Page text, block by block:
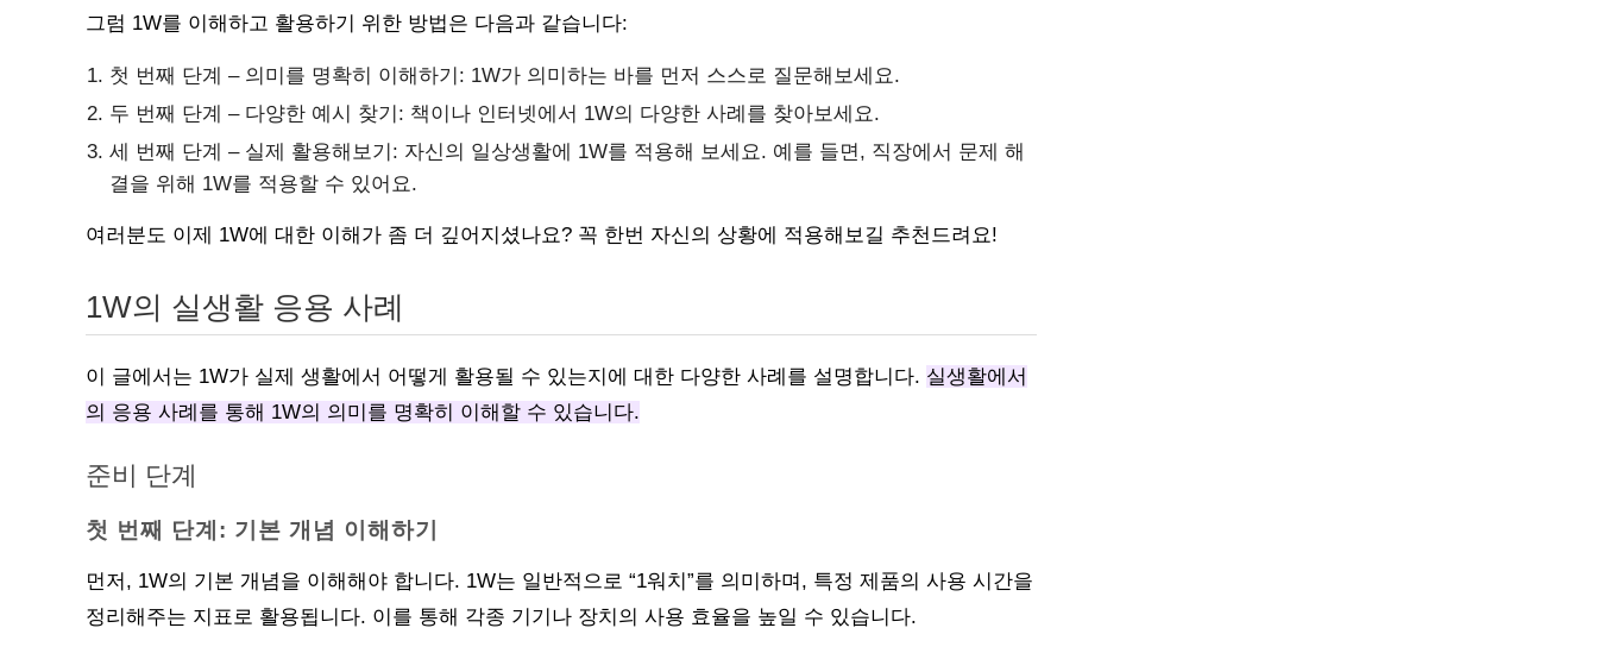
그럼 1W를 이해하고 활용하기 위한 방법은 다음과 같습니다:
첫 번째 단계 – 의미를 명확히 이해하기: 1W가 의미하는 바를 먼저 스스로 질문해보세요.
두 번째 단계 – 다양한 예시 찾기: 책이나 인터넷에서 1W의 다양한 사례를 찾아보세요.
세 번째 단계 – 실제 활용해보기: 자신의 일상생활에 1W를 적용해 보세요. 예를 들면, 직장에서 문제 해
결을 위해 1W를 적용할 수 있어요.
여러분도 이제 1W에 대한 이해가 좀 더 깊어지셨나요? 꼭 한번 자신의 상황에 적용해보길 추천드려요!
1W의 실생활 응용 사례
이 글에서는 1W가 실제 생활에서 어떻게 활용될 수 있는지에 대한 다양한 사례를 설명합니다. 실생활에서
의 응용 사례를 통해 1W의 의미를 명확히 이해할 수 있습니다.
준비 단계
첫 번째 단계: 기본 개념 이해하기
먼저, 1W의 기본 개념을 이해해야 합니다. 1W는 일반적으로 “1워치”를 의미하며, 특정 제품의 사용 시간을
정리해주는 지표로 활용됩니다. 이를 통해 각종 기기나 장치의 사용 효율을 높일 수 있습니다.